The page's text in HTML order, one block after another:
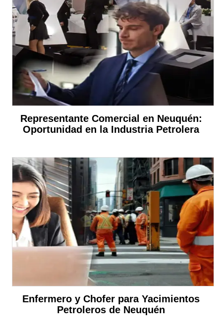
Representante Comercial en Neuquén:
Oportunidad en la Industria Petrolera
Enfermero y Chofer para Yacimientos
Petroleros de Neuquén